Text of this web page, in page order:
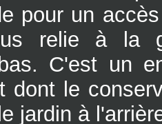
pour un
relie à la
C'est un
dont le
jardin à